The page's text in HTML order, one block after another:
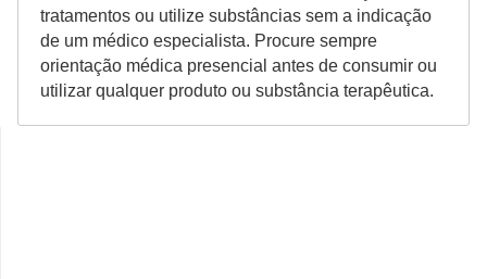
tratamentos ou utilize substâncias sem a indicação
de um médico especialista. Procure sempre
orientação médica presencial antes de consumir ou
utilizar qualquer produto ou substância terapêutica.